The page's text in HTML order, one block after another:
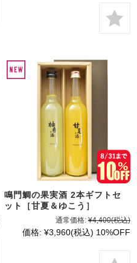
鳴門鯛の果実酒 2本ギフトセ
ット［甘夏＆ゆこう］
通常価格: ¥4,400(税込)
価格: ¥3,960(税込) 10%OFF